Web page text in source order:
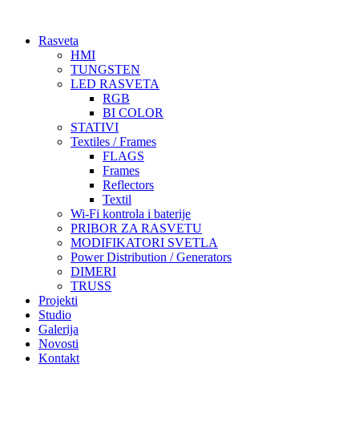
sadržajRasveta
HMI
TUNGSTEN
LED RASVETA
RGB
BI COLOR
STATIVI
Textiles / Frames
FLAGS
Frames
Reflectors
Textil
Wi-Fi kontrola i baterije
PRIBOR ZA RASVETU
MODIFIKATORI SVETLA
Power Distribution / Generators
DIMERI
TRUSS
Projekti
Studio
Galerija
Novosti
Kontakt